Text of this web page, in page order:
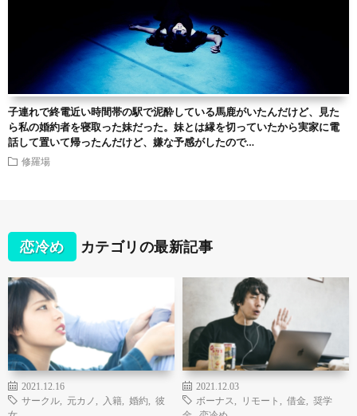
子連れで終電近い時間帯の駅で泥酔している馬鹿がいたんだけど、見た
ら私の婚約者を寝取った妹だった。妹とは縁を切っていたから実家に電
話して置いて帰ったんだけど、嫌な予感がしたので…
修羅場
恋冷め カテゴリの最新記事
2021.12.16
サークル
元カノ 入籍 婚約
彼
2021.12.03
ボーナス
リモート 借金
奨学